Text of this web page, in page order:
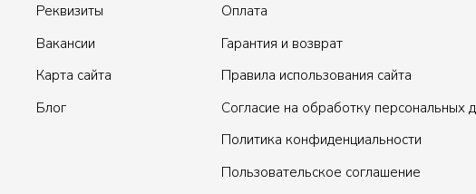
Реквизиты
Вакансии
Карта сайта
Блог
Оплата
Гарантия и возврат
Правила использования сайта
Согласие на обработку персональных
Политика конфиденциальности
Пользовательское соглашение